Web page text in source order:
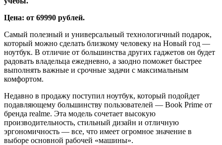
Цена: от 69990 рублей.
Самый полезный и универсальный технологичный подарок,
который можно сделать близкому человеку на Новый год —
ноутбук. В отличие от большинства других гаджетов он будет
радовать владельца ежедневно, а заодно поможет быстрее
выполнять важные и срочные задачи с максимальным
комфортом.
Недавно в продажу поступил ноутбук, который подойдет
подавляющему большинству пользователей — Book Prime от
бренда realme. Эта модель сочетает высокую
производительность, стильный дизайн и отличную
эргономичность — все, что имеет огромное значение в
выборе основной рабочей «машины».